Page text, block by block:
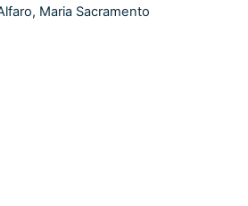
Maria Sacramento